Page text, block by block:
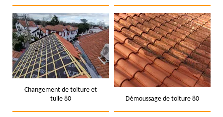
Changement de toiture et
tuile 80
Démoussage de toiture 80